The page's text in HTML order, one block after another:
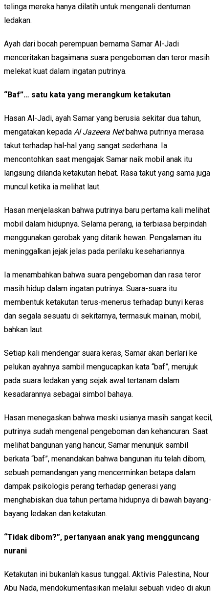
telinga mereka hanya dilatih untuk mengenali dentuman
ledakan.
Ayah dari bocah perempuan bernama Samar Al-Jadi
menceritakan bagaimana suara pengeboman dan teror masih
melekat kuat dalam ingatan putrinya.
“Baf”… satu kata yang merangkum ketakutan
Hasan Al-Jadi, ayah Samar yang berusia sekitar dua tahun,
mengatakan kepada Al Jazeera Netbahwa putrinya merasa
takut terhadap hal-hal yang sangat sederhana. Ia
mencontohkan saat mengajak Samar naik mobil anak itu
langsung dilanda ketakutan hebat. Rasa takut yang sama juga
muncul ketika ia melihat laut.
Hasan menjelaskan bahwa putrinya baru pertama kali melihat
mobil dalam hidupnya. Selama perang, ia terbiasa berpindah
menggunakan gerobak yang ditarik hewan. Pengalaman itu
meninggalkan jejak jelas pada perilaku kesehariannya.
Ia menambahkan bahwa suara pengeboman dan rasa teror
masih hidup dalam ingatan putrinya. Suara-suara itu
membentuk ketakutan terus-menerus terhadap bunyi keras
dan segala sesuatu di sekitarnya, termasuk mainan, mobil,
bahkan laut.
Setiap kali mendengar suara keras, Samar akan berlari ke
pelukan ayahnya sambil mengucapkan kata “baf”, merujuk
pada suara ledakan yang sejak awal tertanam dalam
kesadarannya sebagai simbol bahaya.
Hasan menegaskan bahwa meski usianya masih sangat kecil,
putrinya sudah mengenal pengeboman dan kehancuran. Saat
melihat bangunan yang hancur, Samar menunjuk sambil
berkata “baf”, menandakan bahwa bangunan itu telah dibom,
sebuah pemandangan yang mencerminkan betapa dalam
dampak psikologis perang terhadap generasi yang
menghabiskan dua tahun pertama hidupnya di bawah bayang-
bayang ledakan dan ketakutan.
“Tidak dibom?”, pertanyaan anak yang mengguncang
nurani
Ketakutan ini bukanlah kasus tunggal. Aktivis Palestina, Nour
Abu Nada, mendokumentasikan melalui sebuah video di akun